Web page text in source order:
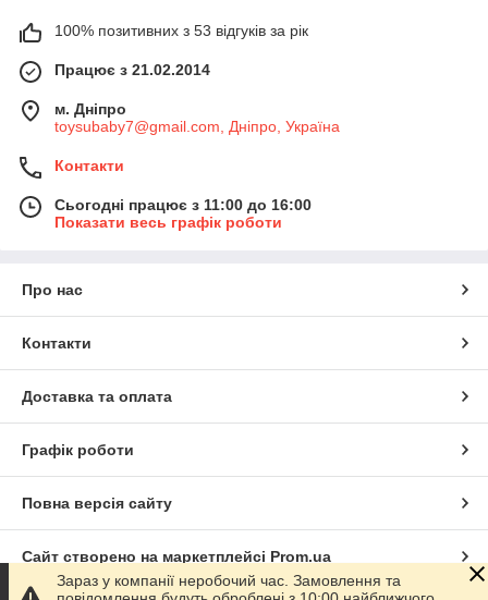
100% позитивних з 53 відгуків за рік
Працює з 21.02.2014
м. Дніпро
toysubaby7@gmail.com, Дніпро, Україна
Контакти
Сьогодні працює з 11:00 до 16:00
Показати весь графік роботи
Про нас
Контакти
Доставка та оплата
Графік роботи
Повна версія сайту
Сайт створено на маркетплейсі Prom.ua
Зараз у компанії неробочий час. Замовлення та